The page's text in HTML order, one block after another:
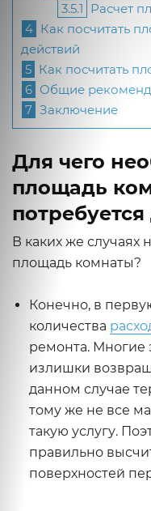
3.5.1 Расчет
4 Как посчитать
действий
5 Как посчитать
6 Общие
7 Заключение
Для чего
площадь
В каких же случаях
площадь комнаты?
Конечно, в
количества
ремонта. Многие
излишки
данном случае
тому же не все
такую услугу.
правильно
поверхностей